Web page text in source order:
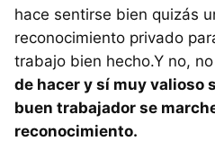
hace sentirse bien quizás
reconocimiento privado
trabajo bien hecho.Y no,
de hacer y sí muy valioso
buen trabajador se
reconocimiento.